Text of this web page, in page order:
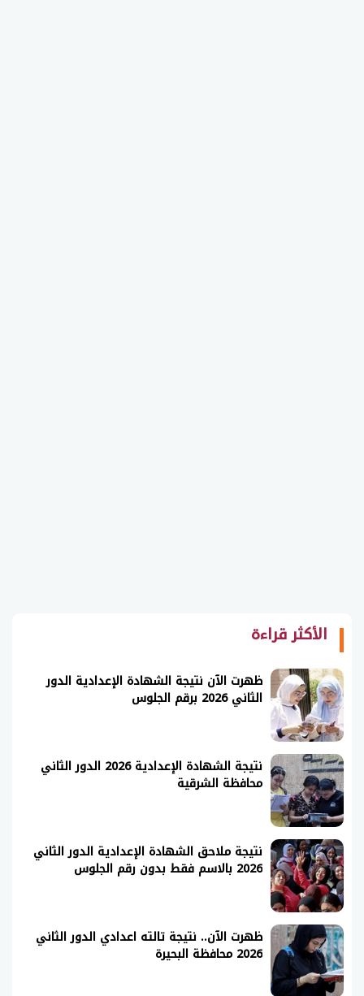
الأكثر قراءة
ظهرت الآن نتيجة الشهادة الإعدادية الدور
الثاني 2026 برقم الجلوس
نتيجة الشهادة الإعدادية 2026 الدور الثاني
محافظة الشرقية
نتيجة ملاحق الشهادة الإعدادية الدور الثاني
2026 بالاسم فقط بدون رقم الجلوس
ظهرت الآن.. نتيجة تالته اعدادي الدور الثاني
2026 محافظة البحيرة